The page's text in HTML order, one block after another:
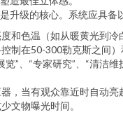
升级的核心。系统应具备
和色温（如从暖黄光到
制在50-300勒克斯之间）
”、“专家研究”、“清洁维
，当有观众靠近时自动
文物曝光时间。